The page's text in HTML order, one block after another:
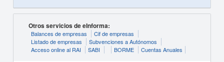
Otros servicios de eInforma:
Balances de empresas
Cif de empresas
Listado de empresas
Subvenciones a Autónomos
Acceso online al RAI
SABI BORME Cuentas Anuales